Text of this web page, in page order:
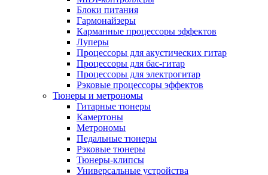
Блоки питания
Гармонайзеры
Карманные процессоры эффектов
Луперы
Процессоры для акустических гитар
Процессоры для бас-гитар
Процессоры для электрогитар
Рэковые процессоры эффектов
Тюнеры и метрономы
Гитарные тюнеры
Камертоны
Метрономы
Педальные тюнеры
Рэковые тюнеры
Тюнеры-клипсы
Универсальные устройства